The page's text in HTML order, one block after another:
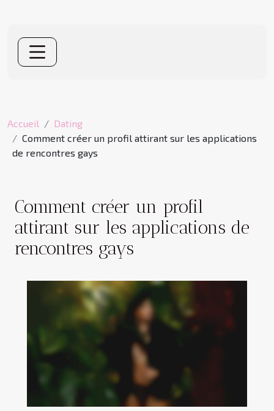
Accueil
Dating
Comment créer un profil attirant sur les applications
de rencontres gays
Comment créer un profil
attirant sur les applications de
rencontres gays